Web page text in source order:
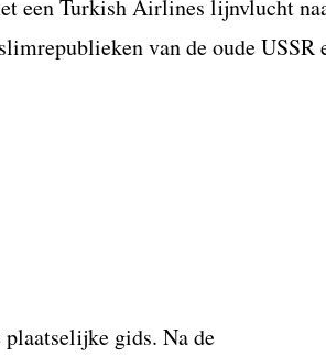
een Turkish Airlines lijnvlucht
van de oude USSR
gids. Na de